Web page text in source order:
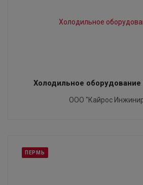
Холодильное оборудование
ООО "Кайрос
ПЕРМЬ